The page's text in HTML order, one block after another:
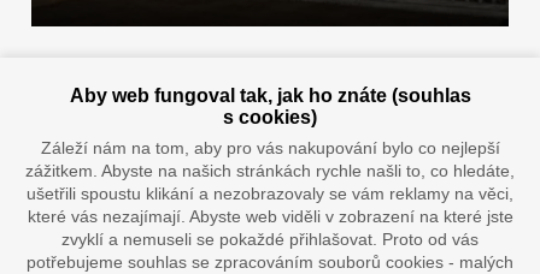
Doprava vaším oblíbeným dopravcem
Aby web fungoval tak, jak ho znáte (souhlas
s cookies)
Záleží nám na tom, aby pro vás nakupování bylo co nejlepší
zážitkem. Abyste na našich stránkách rychle našli to, co hledáte,
ušetřili spoustu klikání a nezobrazovaly se vám reklamy na věci,
které vás nezajímají. Abyste web viděli v zobrazení na které jste
zvyklí a nemuseli se pokaždé přihlašovat. Proto od vás
potřebujeme souhlas se zpracováním souborů cookies - malých